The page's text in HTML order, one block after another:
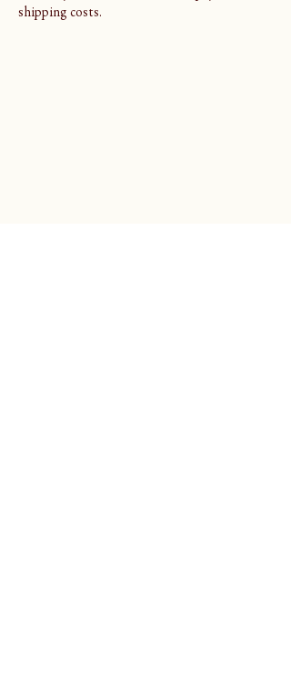
shipping costs.